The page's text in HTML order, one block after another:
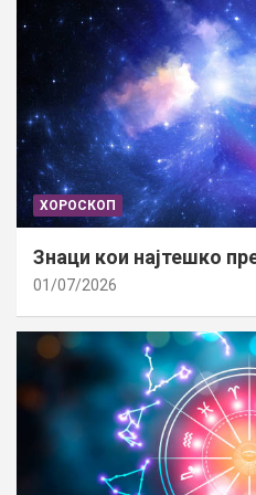
ХОРОСКОП
Знаци кои најтешко
01/07/2026